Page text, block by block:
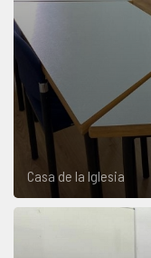
Casa de la Iglesia